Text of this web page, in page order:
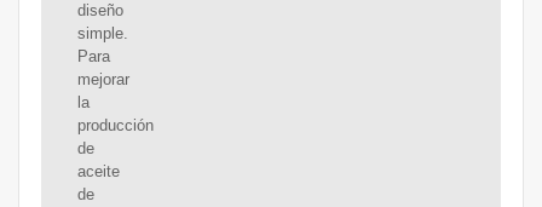
diseño
simple.
Para
mejorar
la
producción
de
aceite
de